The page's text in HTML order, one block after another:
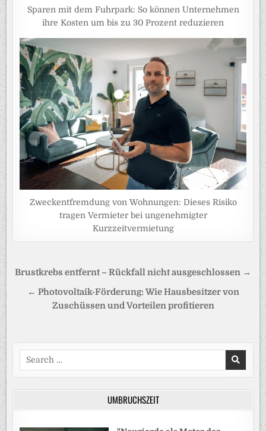
Sparen mit dem Fuhrpark: So können Unternehmen
ihre Kosten um bis zu 30 Prozent reduzieren
Zweckentfremdung von Wohnungen: Dieses Risiko
tragen Vermieter bei ungenehmigter
Kurzzeitvermietung
Beitragsnavigation
Brustkrebs entfernt – Rückfall nicht ausgeschlossen →
← Photovoltaik-Förderung: Wie Hausbesitzer von
Zuschüssen und Vorteilen profitieren
Search
for:
UMBRUCHSZEIT